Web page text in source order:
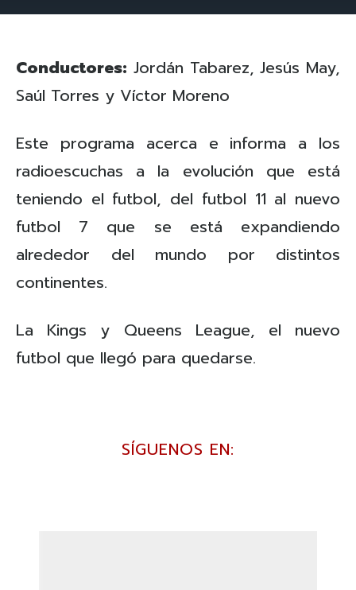
Conductores: Jordán Tabarez, Jesús May,
Saúl Torres y Víctor Moreno
Este programa acerca e informa a los
radioescuchas a la evolución que está
teniendo el futbol, del futbol 11 al nuevo
futbol 7 que se está expandiendo
alrededor del mundo por distintos
continentes.
La Kings y Queens League, el nuevo
futbol que llegó para quedarse.
SÍGUENOS EN: